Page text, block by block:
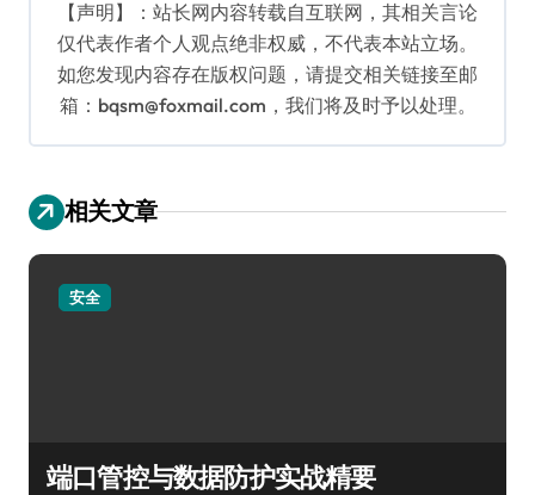
【声明】：站长网内容转载自互联网，其相关言论
仅代表作者个人观点绝非权威，不代表本站立场。
如您发现内容存在版权问题，请提交相关链接至邮
箱：bqsm@foxmail.com，我们将及时予以处理。
相关文章
安全
端口管控与数据防护实战精要